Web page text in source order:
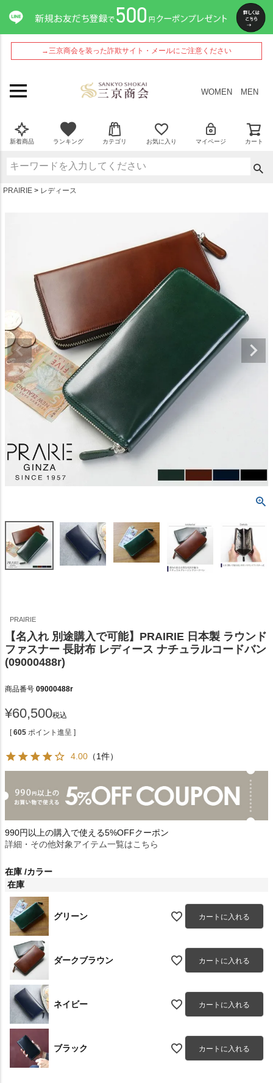
→三京商会を装った詐欺サイト・メールにご注意ください
WOMEN MEN
新着商品 ランキング カテゴリ お気に入り マイページ カート
PRAIRIE レディース
PRAIRIE
【名入れ 別途購入で可能】PRAIRIE 日本製 ラウンド
ファスナー 長財布 レディース ナチュラルコードバン
(09000488r)
商品番号 09000488r
¥60,500税込
[ 605 ポイント進呈 ]
4.00 （1件）
990円以上の購入で使える5%OFFクーポン
詳細・その他対象アイテム一覧はこちら
在庫 カラー
在庫
グリーン カートに入れる
ダークブラウン カートに入れる
ネイビー カートに入れる
ブラック カートに入れる
ペー
ジト
ップ
へ